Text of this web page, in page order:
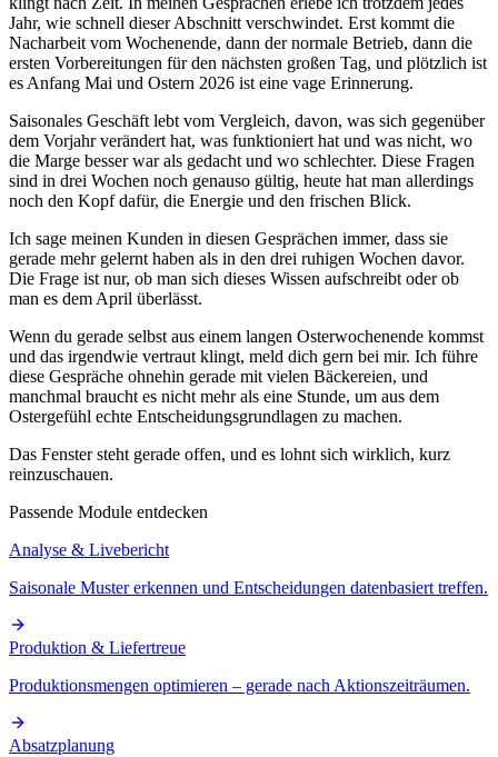
Jahr, wie schnell dieser Abschnitt verschwindet. Erst kommt die
Nacharbeit vom Wochenende, dann der normale Betrieb, dann die
ersten Vorbereitungen für den nächsten großen Tag, und plötzlich ist
es Anfang Mai und Ostern 2026 ist eine vage Erinnerung.
Saisonales Geschäft lebt vom Vergleich, davon, was sich gegenüber
dem Vorjahr verändert hat, was funktioniert hat und was nicht, wo
die Marge besser war als gedacht und wo schlechter. Diese Fragen
sind in drei Wochen noch genauso gültig, heute hat man allerdings
noch den Kopf dafür, die Energie und den frischen Blick.
Ich sage meinen Kunden in diesen Gesprächen immer, dass sie
gerade mehr gelernt haben als in den drei ruhigen Wochen davor.
Die Frage ist nur, ob man sich dieses Wissen aufschreibt oder ob
man es dem April überlässt.
Wenn du gerade selbst aus einem langen Osterwochenende kommst
und das irgendwie vertraut klingt, meld dich gern bei mir. Ich führe
diese Gespräche ohnehin gerade mit vielen Bäckereien, und
manchmal braucht es nicht mehr als eine Stunde, um aus dem
Ostergefühl echte Entscheidungsgrundlagen zu machen.
Das Fenster steht gerade offen, und es lohnt sich wirklich, kurz
reinzuschauen.
Passende Module entdecken
Analyse & Livebericht
Saisonale Muster erkennen und Entscheidungen datenbasiert treffen.
Produktion & Liefertreue
Produktionsmengen optimieren – gerade nach Aktionszeiträumen.
Absatzplanung